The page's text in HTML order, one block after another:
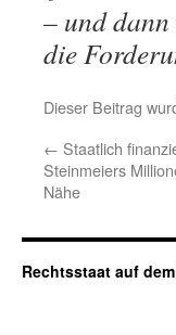
– und
die
Dieser Beitrag
← Staatlich
Steinmeiers
Nähe
Rechtsstaat auf